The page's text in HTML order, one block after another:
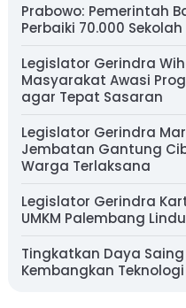
Prabowo: Pemerintah
Perbaiki 70.000 Sekolah
Legislator Gerindra
Masyarakat Awasi
agar Tepat Sasaran
Legislator Gerindra
Jembatan Gantung
Warga Terlaksana
Legislator Gerindra
UMKM Palembang
Tingkatkan Daya Saing
Kembangkan